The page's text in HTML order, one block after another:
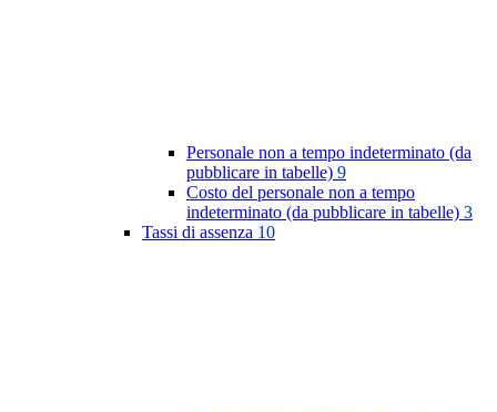
Personale non a tempo indeterminato (da
pubblicare in tabelle) 9
Costo del personale non a tempo
indeterminato (da pubblicare in tabelle) 3
Tassi di assenza 10